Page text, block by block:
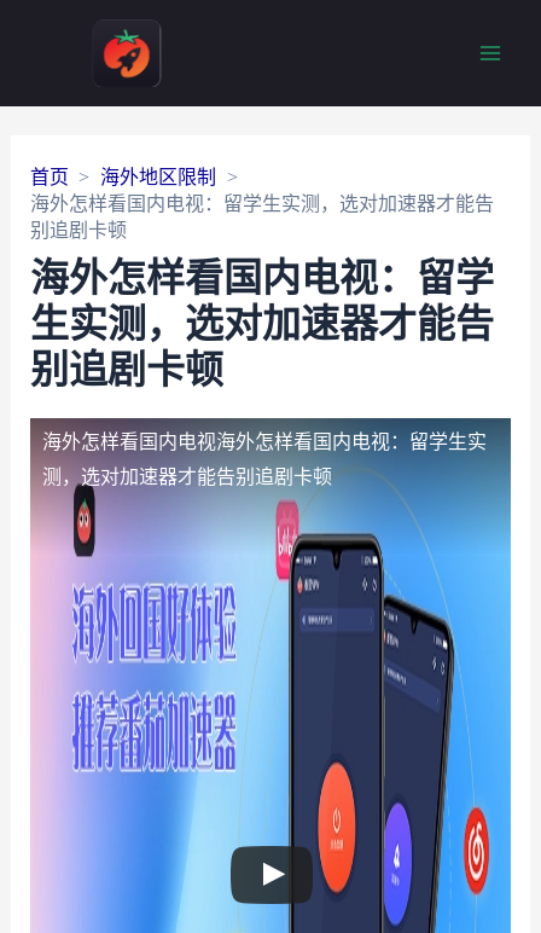
首页
海外地区限制
海外怎样看国内电视：留学生实测，选对加速器才能告
别追剧卡顿
海外怎样看国内电视：留学
生实测，选对加速器才能告
别追剧卡顿
海外怎样看国内电视海外怎样看国内电视：留学生实
测，选对加速器才能告别追剧卡顿